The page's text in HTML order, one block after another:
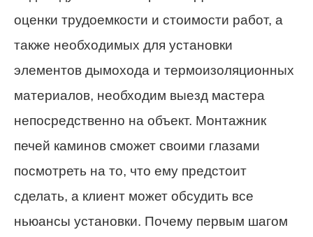
оценки трудоемкости и стоимости работ, а
также необходимых для установки
элементов дымохода и термоизоляционных
материалов, необходим выезд мастера
непосредственно на объект. Монтажник
печей каминов сможет своими глазами
посмотреть на то, что ему предстоит
сделать, а клиент может обсудить все
ньюансы установки. Почему первым шагом